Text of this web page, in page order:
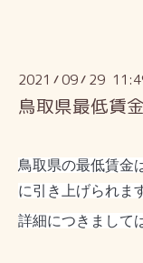
2021 /09/ 29
鳥取県最低賃
鳥取県の最低賃金
に引き上げられま
詳細につきまして